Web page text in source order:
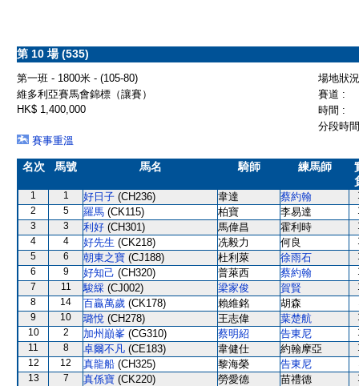
第 10 場 (535)
第一班 - 1800米 - (105-80)
場地狀
維多利亞賽馬會錦標（讓賽）
賽道 :
HK$ 1,400,000
時間 :
分段時
賽事重溫
名次 馬號 馬名 騎師 練馬師
1 1 好日子 (CH236) 韋達 蔡約翰
2
5 羅馬 (CK115) 柏寶 李易達
3
3 利好 (CH301) 馬偉昌 霍利時
4
4 好先生 (CK218) 冼毅力 何良
5
6 朝東之寶 (CJ188) 杜利萊 徐雨石
6
9 好知己 (CH320) 普萊西 蔡約翰
7
11 駿綵 (CJ002) 梁家俊 賀賢
8
14 百贏萬歲 (CK178) 賴維銘 胡森
9
10 璐悅 (CH278) 王志偉 葉楚航
10
2 加州巔峯 (CG310) 蔡明紹 告東尼
11
8 卓爾不凡 (CE183) 韋健仕 約翰摩亞
12
12 真龍船 (CH325) 黎海榮 告東尼
13
7 真係寶 (CK220) 勞愛德 苗禮德